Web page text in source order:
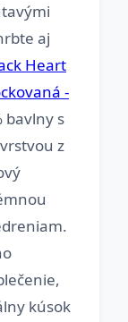
aj
Heart
-
bavlny s
z
kúsok